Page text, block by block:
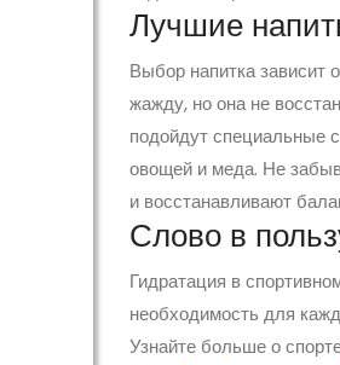
Лучшие
Выбор напитка зависит
жажду, но она не
подойдут специальные
овощей и меда. Не
и восстанавливают
Слово в
Гидратация в
необходимость для
Узнайте больше о